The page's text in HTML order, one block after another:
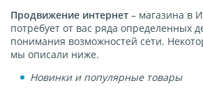
Продвижение интернет – магазина в
потребует от вас ряда определенных
понимания возможностей сети.
мы описали ниже.
Новинки и популярные товары